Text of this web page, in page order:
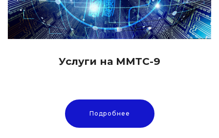
Услуги на ММТС-9
Подробнее